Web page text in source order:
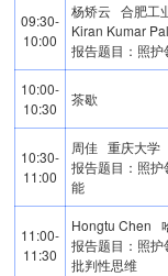
09:30-
10:00
杨矫云 合肥工
Kiran Kumar
报告题目：照
10:00-
10:30
茶歇
10:30-
11:00
周佳 重庆大学
报告题目：照
能
11:00-
11:30
Hongtu Chen
报告题目：照
批判性思维